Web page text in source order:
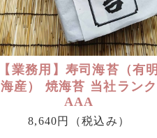
【業務用】寿司海苔（有明
海産） 焼海苔 当社ランク
AAA
8,640円 （税込み）